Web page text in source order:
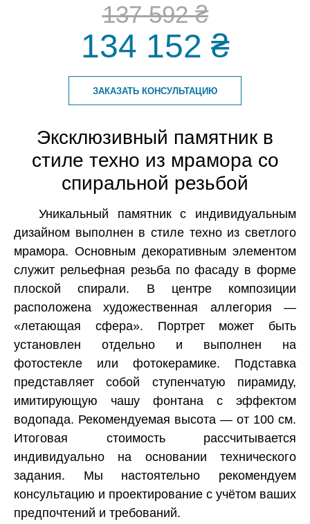
137 592 ₴
134 152 ₴
ЗАКАЗАТЬ КОНСУЛЬТАЦИЮ
Эксклюзивный памятник в
стиле техно из мрамора со
спиральной резьбой
Уникальный памятник с индивидуальным
дизайном выполнен в стиле техно из светлого
мрамора. Основным декоративным элементом
служит рельефная резьба по фасаду в форме
плоской спирали. В центре композиции
расположена художественная аллегория —
«летающая сфера». Портрет может быть
установлен отдельно и выполнен на
фотостекле или фотокерамике. Подставка
представляет собой ступенчатую пирамиду,
имитирующую чашу фонтана с эффектом
водопада. Рекомендуемая высота — от 100 см.
Итоговая стоимость рассчитывается
индивидуально на основании технического
задания. Мы настоятельно рекомендуем
консультацию и проектирование с учётом ваших
предпочтений и требований.